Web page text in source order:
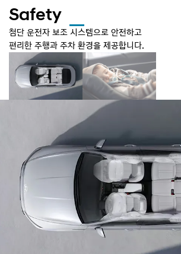
Safety
첨단 운전자 보조 시스템으로 안전하고
편리한 주행과 주차 환경을 제공합니다.